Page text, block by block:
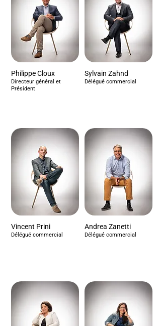
Philippe Cloux
Directeur général et
Président
Vincent Prini
Délégué commercial
Sylvain Zahnd
Délégué commercial
Andrea Zanetti
Délégué commercial